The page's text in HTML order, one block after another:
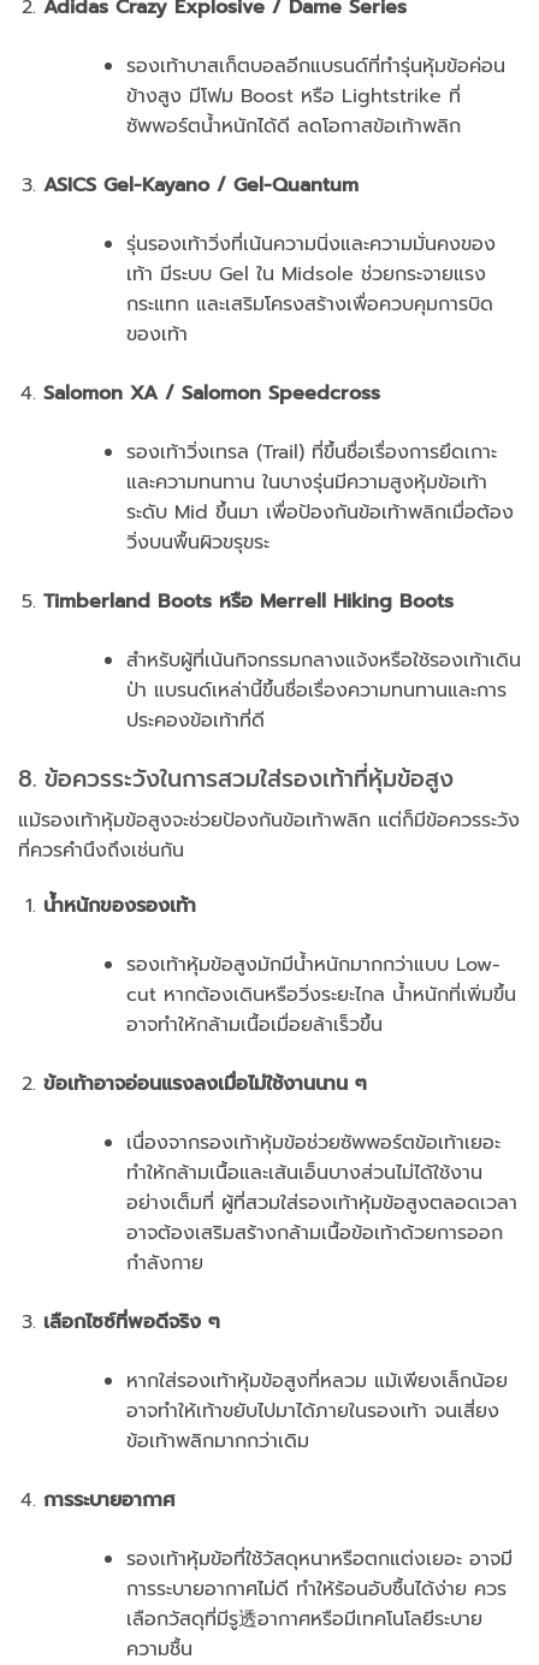
Adidas Crazy Explosive / Dame Series
รองเท้าบาสเก็ตบอลอีกแบรนด์ที่ทำรุ่นหุ้มข้อค่อน
ข้างสูง มีโฟม Boost หรือ Lightstrike ที่
ซัพพอร์ตน้ำหนักได้ดี ลดโอกาสข้อเท้าพลิก
ASICS Gel-Kayano / Gel-Quantum
รุ่นรองเท้าวิ่งที่เน้นความนิ่งและความมั่นคงของ
เท้า มีระบบ Gel ใน Midsole ช่วยกระจายแรง
กระแทก และเสริมโครงสร้างเพื่อควบคุมการบิด
ของเท้า
Salomon XA / Salomon Speedcross
รองเท้าวิ่งเทรล (Trail) ที่ขึ้นชื่อเรื่องการยึดเกาะ
และความทนทาน ในบางรุ่นมีความสูงหุ้มข้อเท้า
ระดับ Mid ขึ้นมา เพื่อป้องกันข้อเท้าพลิกเมื่อต้อง
วิ่งบนพื้นผิวขรุขระ
Timberland Boots หรือ Merrell Hiking Boots
สำหรับผู้ที่เน้นกิจกรรมกลางแจ้งหรือใช้รองเท้าเดิน
ป่า แบรนด์เหล่านี้ขึ้นชื่อเรื่องความทนทานและการ
ประคองข้อเท้าที่ดี
8. ข้อควรระวังในการสวมใส่รองเท้าที่หุ้มข้อสูง
แม้รองเท้าหุ้มข้อสูงจะช่วยป้องกันข้อเท้าพลิก แต่ก็มีข้อควรระวัง
ที่ควรคำนึงถึงเช่นกัน
น้ำหนักของรองเท้า
รองเท้าหุ้มข้อสูงมักมีน้ำหนักมากกว่าแบบ Low-
cut หากต้องเดินหรือวิ่งระยะไกล น้ำหนักที่เพิ่มขึ้น
อาจทำให้กล้ามเนื้อเมื่อยล้าเร็วขึ้น
ข้อเท้าอาจอ่อนแรงลงเมื่อไม่ใช้งานนาน ๆ
เนื่องจากรองเท้าหุ้มข้อช่วยซัพพอร์ตข้อเท้าเยอะ
ทำให้กล้ามเนื้อและเส้นเอ็นบางส่วนไม่ได้ใช้งาน
อย่างเต็มที่ ผู้ที่สวมใส่รองเท้าหุ้มข้อสูงตลอดเวลา
อาจต้องเสริมสร้างกล้ามเนื้อข้อเท้าด้วยการออก
กำลังกาย
เลือกไซซ์ที่พอดีจริง ๆ
หากใส่รองเท้าหุ้มข้อสูงที่หลวม แม้เพียงเล็กน้อย
อาจทำให้เท้าขยับไปมาได้ภายในรองเท้า จนเสี่ยง
ข้อเท้าพลิกมากกว่าเดิม
การระบายอากาศ
รองเท้าหุ้มข้อที่ใช้วัสดุหนาหรือตกแต่งเยอะ อาจมี
การระบายอากาศไม่ดี ทำให้ร้อนอับชื้นได้ง่าย ควร
เลือกวัสดุที่มีรู透อากาศหรือมีเทคโนโลยีระบาย
ความชื้น